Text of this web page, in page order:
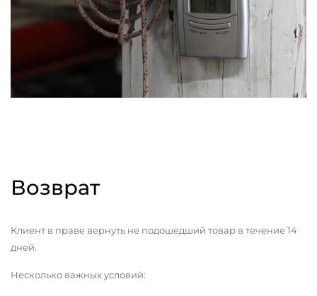
Возврат
Клиент в праве вернуть не подошедший товар в течение 14
дней.
Несколько важных условий: